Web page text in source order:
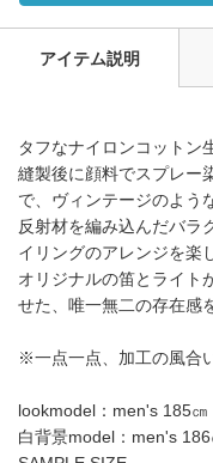
アイテム説明
タフなナイロンコットン
縫製後に顔料でスプレー
で、ヴィンテージのよう
反射材を編み込んだバラ
イリングのアレンジを楽
オリジナルの笛とライト
せた、唯一無二の存在感
※一点一点、加工の風合
lookmodel：men's 185
白背景model：men's